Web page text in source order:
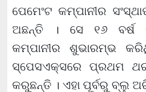
ପେମେଂଟ କମ୍ପାନୀର
ଅଛନ୍ତି । ସେ ୧୬ ବର୍ଷ
କମ୍ପାନୀର ଶୁଭାରମ୍ଭ
ସ୍ପେସଏକ୍ସରେ ପ୍ରଥମ
କରୁଛନ୍ତି । ଏହା ପୂର୍ବରୁ ବ୍ଲୁ